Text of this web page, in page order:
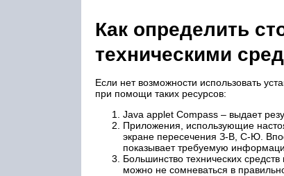
Как определить
техническими
Если нет возможности использовать
при помощи таких ресурсов:
Java applet Compass – выдает
Приложения, использующие
экране пересечения З-В, С-Ю.
показывает требуемую
Большинство технических
можно не сомневаться в